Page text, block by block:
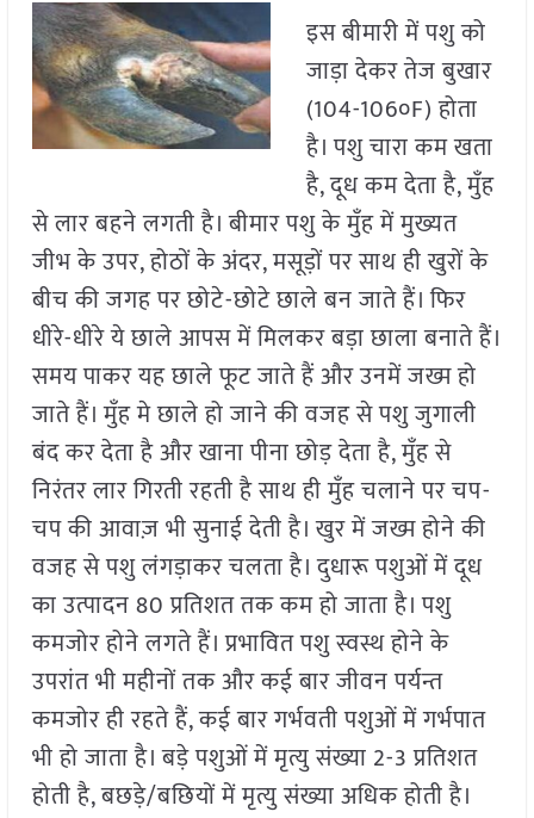
इस बीमारी में पशु को
जाड़ा देकर तेज बुखार
(104-106०F) होता
है। पशु चारा कम खता
है, दूध कम देता है, मुँह
से लार बहने लगती है। बीमार पशु के मुँह में मुख्यत
जीभ के उपर, होठों के अंदर, मसूड़ों पर साथ ही खुरों के
बीच की जगह पर छोटे-छोटे छाले बन जाते हैं। फिर
धीरे-धीरे ये छाले आपस में मिलकर बड़ा छाला बनाते हैं।
समय पाकर यह छाले फूट जाते हैं और उनमें जख्म हो
जाते हैं। मुँह मे छाले हो जाने की वजह से पशु जुगाली
बंद कर देता है और खाना पीना छोड़ देता है, मुँह से
निरंतर लार गिरती रहती है साथ ही मुँह चलाने पर चप-
चप की आवाज़ भी सुनाई देती है। खुर में जख्म होने की
वजह से पशु लंगड़ाकर चलता है। दुधारू पशुओं में दूध
का उत्पादन 80 प्रतिशत तक कम हो जाता है। पशु
कमजोर होने लगते हैं। प्रभावित पशु स्वस्थ होने के
उपरांत भी महीनों तक और कई बार जीवन पर्यन्त
कमजोर ही रहते हैं, कई बार गर्भवती पशुओं में गर्भपात
भी हो जाता है। बड़े पशुओं में मृत्यु संख्या 2-3 प्रतिशत
होती है, बछड़े/बछियों में मृत्यु संख्या अधिक होती है।